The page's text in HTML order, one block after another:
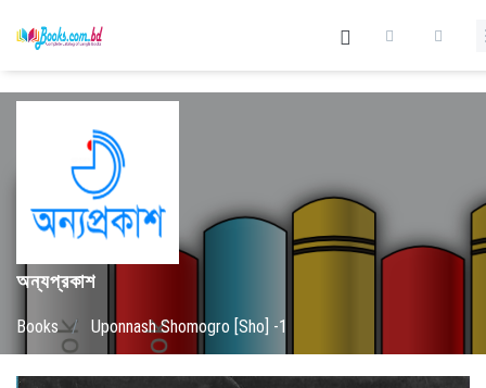
অন্যপ্রকাশ
Books / Uponnash Shomogro [Sho] -1